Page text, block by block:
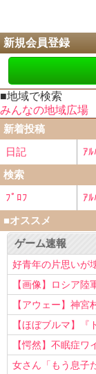
新規会員登録
■地域で検索
みんなの地域広場
新着投稿
日記
ｱﾙ
検索
ﾌﾟﾛﾌ
ｱﾙ
■オススメ
ゲーム速報
好青年の片思いが
【画像】ロシア
【アウェー】神
【ほぼブルマ】
ン、クッソ可愛す
【愕然】不眠症
ｗｗｗｗ
女さん「もう息子